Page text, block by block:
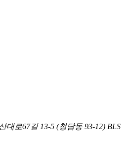
대로67길 13-5 (청담동 93-12) BLS